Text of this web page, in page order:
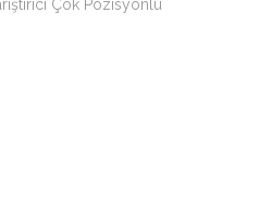
Çok Pozisyonlu